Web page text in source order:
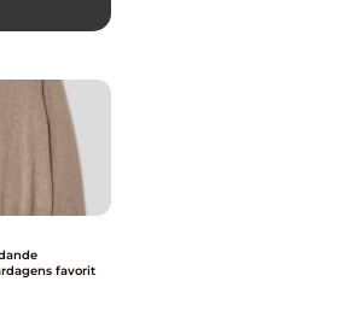
favorit